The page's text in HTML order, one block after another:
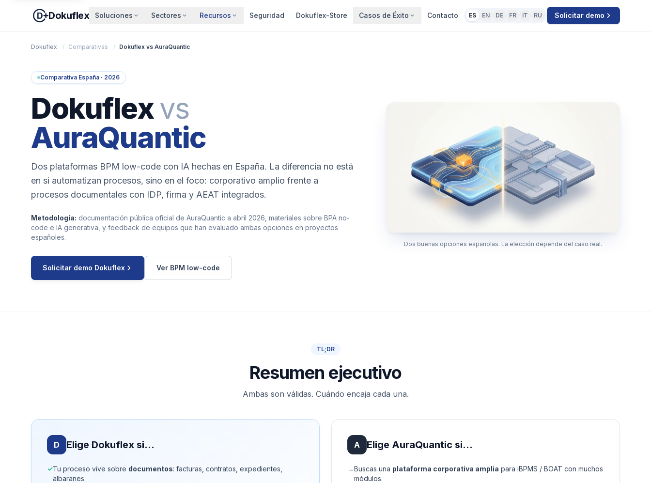
Dokuflex Soluciones Sectores Recursos Seguridad Dokuflex-Store Casos de Éxito Contacto ES EN DE FR IT RU Solicitar demo
Dokuflex / Comparativas / Dokuflex vs AuraQuantic
Comparativa España · 2026
Dokuflexvs
AuraQuantic
Dos plataformas BPM low-code con IA hechas en España. La diferencia no está
en si automatizan procesos, sino en el foco: corporativo amplio frente a
procesos documentales con IDP, firma y AEAT integrados.
Metodología: documentación pública oficial de AuraQuantic a abril 2026, materiales sobre BPA no-
code e IA generativa, y feedback de equipos que han evaluado ambas opciones en proyectos
españoles.
Solicitar demo Dokuflex Ver BPM low-code
Dos buenas opciones españolas. La elección depende del caso real.
TL;DR
Resumen ejecutivo
Ambas son válidas. Cuándo encaja cada una.
D Elige Dokuflex si…
✓Tu proceso vive sobre documentos: facturas, contratos, expedientes,
albaranes.
A Elige AuraQuantic si…
→Buscas una plataforma corporativa amplia para iBPMS / BOAT con muchos
módulos.